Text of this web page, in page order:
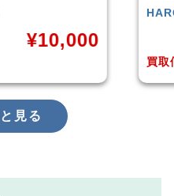
¥10,000
買取
見る